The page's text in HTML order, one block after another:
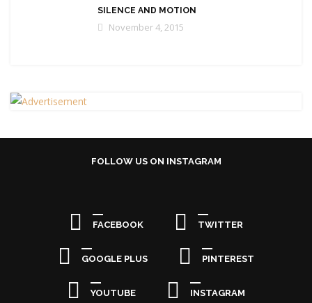
SILENCE AND MOTION
November 4, 2015
FOLLOW US ON INSTAGRAM
FACEBOOK TWITTER
GOOGLE PLUS PINTEREST
YOUTUBE INSTAGRAM